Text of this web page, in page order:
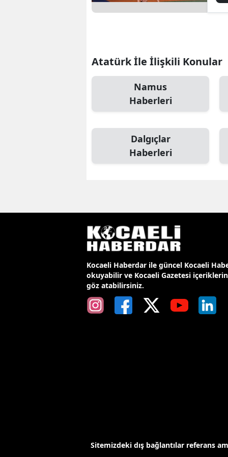
Atatürk İle İlişkili Konular
Namus
Haberleri
Dalgıçlar
Haberleri
Kocaeli Haberdar ile güncel Kocaeli
okuyabilir ve Kocaeli Gazetesi
göz atabilirsiniz.
Sitemizdeki dış bağlantılar referans